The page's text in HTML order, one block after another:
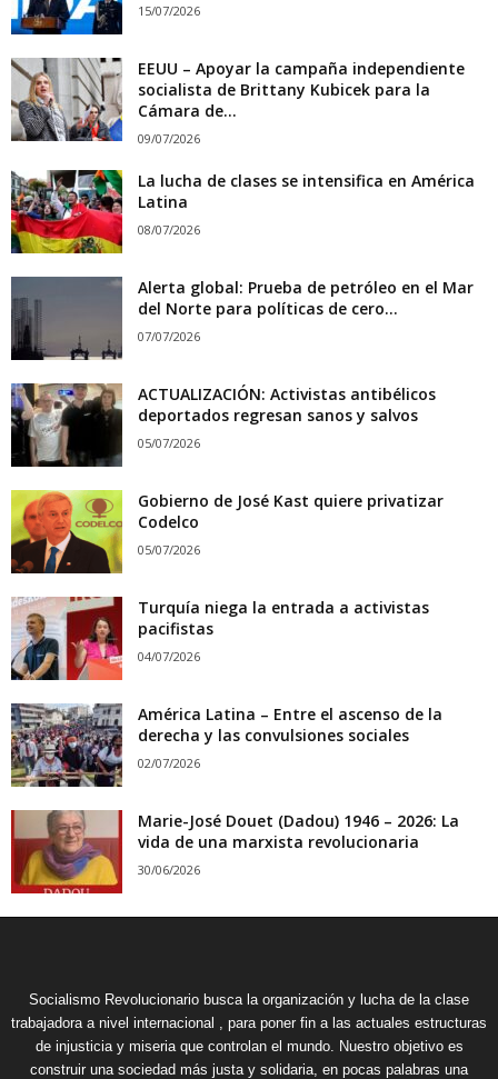
15/07/2026
EEUU – Apoyar la campaña independiente
socialista de Brittany Kubicek para la
Cámara de...
09/07/2026
La lucha de clases se intensifica en América
Latina
08/07/2026
Alerta global: Prueba de petróleo en el Mar
del Norte para políticas de cero...
07/07/2026
ACTUALIZACIÓN: Activistas antibélicos
deportados regresan sanos y salvos
05/07/2026
Gobierno de José Kast quiere privatizar
Codelco
05/07/2026
Turquía niega la entrada a activistas
pacifistas
04/07/2026
América Latina – Entre el ascenso de la
derecha y las convulsiones sociales
02/07/2026
Marie-José Douet (Dadou) 1946 – 2026: La
vida de una marxista revolucionaria
30/06/2026
Socialismo Revolucionario busca la organización y lucha de la clase
trabajadora a nivel internacional , para poner fin a las actuales estructuras
de injusticia y miseria que controlan el mundo. Nuestro objetivo es
construir una sociedad más justa y solidaria, en pocas palabras una